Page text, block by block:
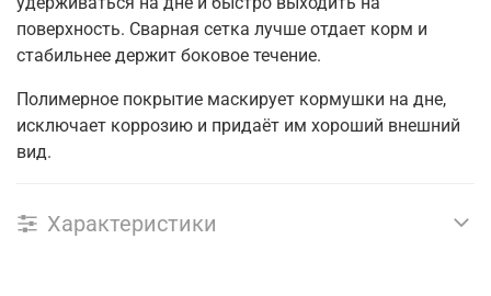
поверхность. Сварная сетка лучше отдает корм и
стабильнее держит боковое течение.
Полимерное покрытие маскирует кормушки на дне,
исключает коррозию и придаёт им хороший внешний
вид.
Характеристики